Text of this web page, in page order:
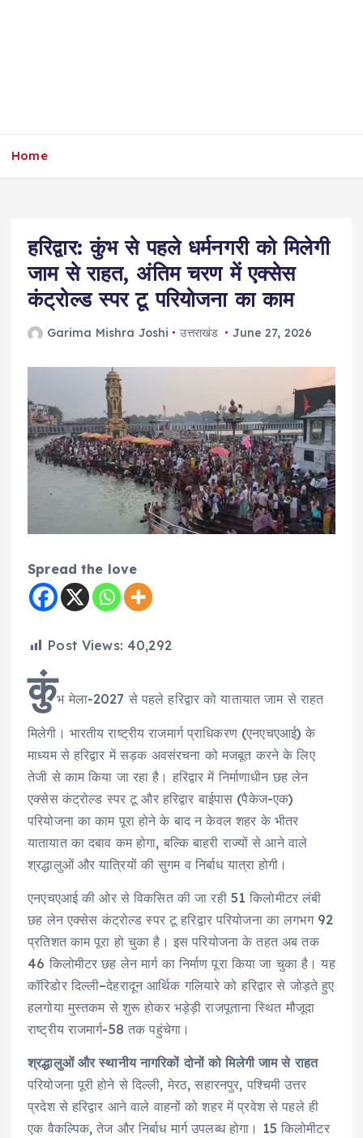
Home
हरिद्वार: कुंभ से पहले धर्मनगरी को मिलेगी
जाम से राहत, अंतिम चरण में एक्सेस
कंट्रोल्ड स्पर टू परियोजना का काम
Garima Mishra Joshi उत्तराखंड June 27, 2026
Spread the love
Post Views: 40,292
कुंभ मेला-2027 से पहले हरिद्वार को यातायात जाम से राहत
मिलेगी। भारतीय राष्ट्रीय राजमार्ग प्राधिकरण (एनएचएआई) के
माध्यम से हरिद्वार में सड़क अवसंरचना को मजबूत करने के लिए
तेजी से काम किया जा रहा है। हरिद्वार में निर्माणाधीन छह लेन
एक्सेस कंट्रोल्ड स्पर टू और हरिद्वार बाईपास (पैकेज-एक)
परियोजना का काम पूरा होने के बाद न केवल शहर के भीतर
यातायात का दबाव कम होगा, बल्कि बाहरी राज्यों से आने वाले
श्रद्धालुओं और यात्रियों की सुगम व निर्बाध यात्रा होगी।
एनएचएआई की ओर से विकसित की जा रही 51 किलोमीटर लंबी
छह लेन एक्सेस कंट्रोल्ड स्पर टू हरिद्वार परियोजना का लगभग 92
प्रतिशत काम पूरा हो चुका है। इस परियोजना के तहत अब तक
46 किलोमीटर छह लेन मार्ग का निर्माण पूरा किया जा चुका है। यह
कॉरिडोर दिल्ली–देहरादून आर्थिक गलियारे को हरिद्वार से जोड़ते हुए
हलगोया मुस्तकम से शुरू होकर भड़ेड़ी राजपूताना स्थित मौजूदा
राष्ट्रीय राजमार्ग-58 तक पहुंचेगा।
श्रद्धालुओं और स्थानीय नागरिकों दोनों को मिलेगी जाम से राहत
परियोजना पूरी होने से दिल्ली, मेरठ, सहारनपुर, पश्चिमी उत्तर
प्रदेश से हरिद्वार आने वाले वाहनों को शहर में प्रवेश से पहले ही
एक वैकल्पिक, तेज और निर्बाध मार्ग उपलब्ध होगा। 15 किलोमीटर